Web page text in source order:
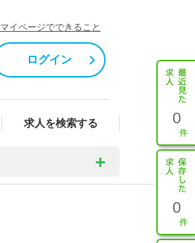
マイページでできること
ログイン
求人を検索する 0
0